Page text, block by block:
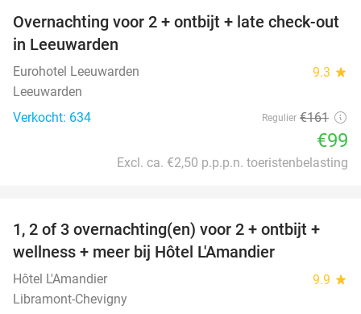
39%
Overnachting voor 2 + ontbijt + late check-out
in Leeuwarden
Eurohotel Leeuwarden 9.3 star
Leeuwarden
Verkocht: 634
Regulier €161
€99
Excl. ca. €2,50 p.p.p.n. toeristenbelasting
32%
TODAY
1, 2 of 3 overnachting(en) voor 2 + ontbijt +
wellness + meer bij Hôtel L'Amandier
Hôtel L'Amandier 9.9 star
Libramont-Chevigny